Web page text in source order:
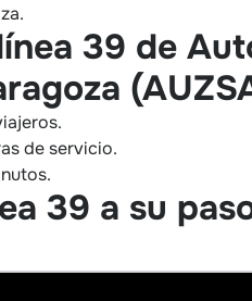
39 de
de servicio.
39 a su